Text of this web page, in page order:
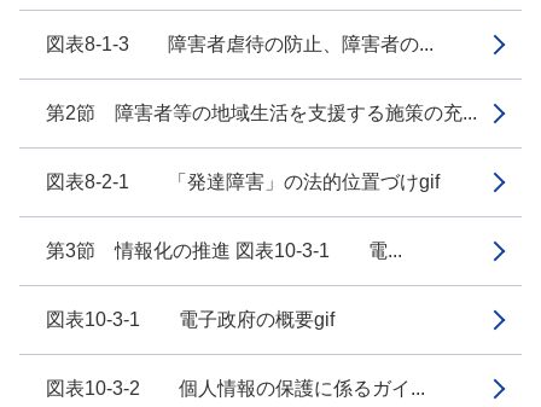
図表8-1-3 障害者虐待の防止、障害者の...
第2節 障害者等の地域生活を支援する施策の充...
図表8-2-1 「発達障害」の法的位置づけgif
第3節 情報化の推進 図表10-3-1 電...
図表10-3-1 電子政府の概要gif
図表10-3-2 個人情報の保護に係るガイ...